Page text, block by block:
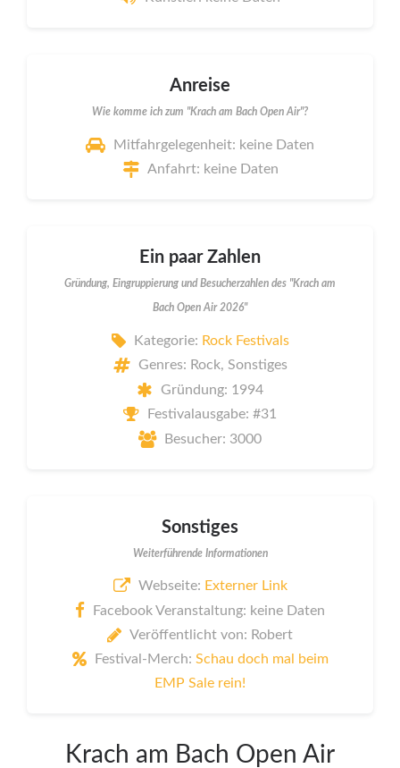
Anreise
Wie komme ich zum "Krach am Bach Open Air"?
Mitfahrgelegenheit: keine Daten
Anfahrt: keine Daten
Ein paar Zahlen
Gründung, Eingruppierung und Besucherzahlen des "Krach am
Bach Open Air 2026"
Kategorie: Rock Festivals
Genres: Rock, Sonstiges
Gründung: 1994
Festivalausgabe: #31
Besucher: 3000
Sonstiges
Weiterführende Informationen
Webseite: Externer Link
Facebook Veranstaltung: keine Daten
Veröffentlicht von: Robert
Festival-Merch: Schau doch mal beim
EMP Sale rein!
Krach am Bach Open Air